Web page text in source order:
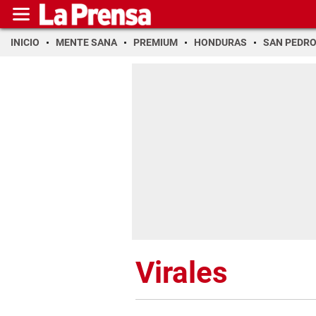
INICIO MENTE SANA PREMIUM HONDURAS SAN PEDRO
Virales